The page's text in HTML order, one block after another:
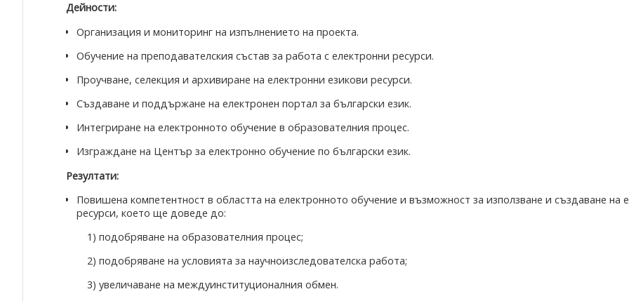
Дейности:
Организация и мониторинг на изпълнението на проекта.
Обучение на преподавателския състав за работа с електронни ресурси.
Проучване, селекция и архивиране на електронни езикови ресурси.
Създаване и поддържане на електронен портал за български език.
Интегриране на електронното обучение в образователния процес.
Изграждане на Център за електронно обучение по български език.
Резултати:
Повишена компетентност в областта на електронното обучение и възможност за използване и създаване на
ресурси, което ще доведе до:
1) подобряване на образователния процес;
2) подобряване на условията за научноизследователска работа;
3) увеличаване на междуинституционалния обмен.